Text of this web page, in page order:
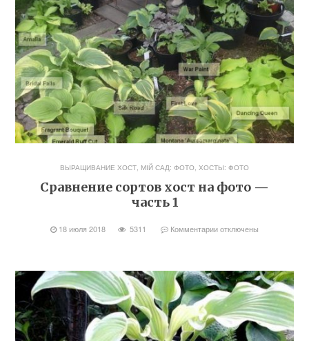
ВЫРАЩИВАНИЕ ХОСТ, МІЙ САД: ФОТО, ХОСТЫ: ФОТО
Сравнение сортов хост на фото —
часть 1
18 июля 2018 5311 Комментарииотключены